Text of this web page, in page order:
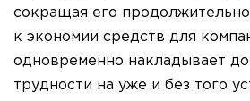
сокращая его
к экономии средств для
одновременно накладывает
трудности на уже и без того